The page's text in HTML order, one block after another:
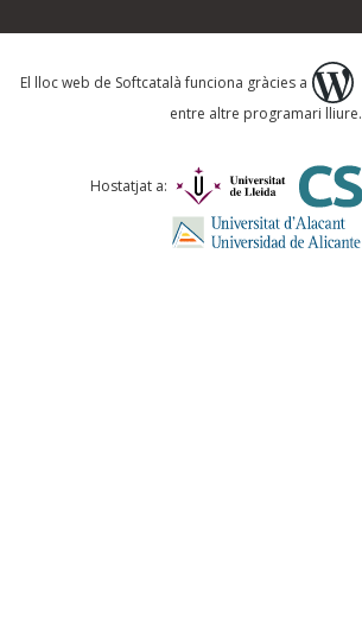
Què proposeu?
Comentari *
El lloc web de Softcatalà funciona gràcies a
entre altre programari lliure.
Hostatjat a: